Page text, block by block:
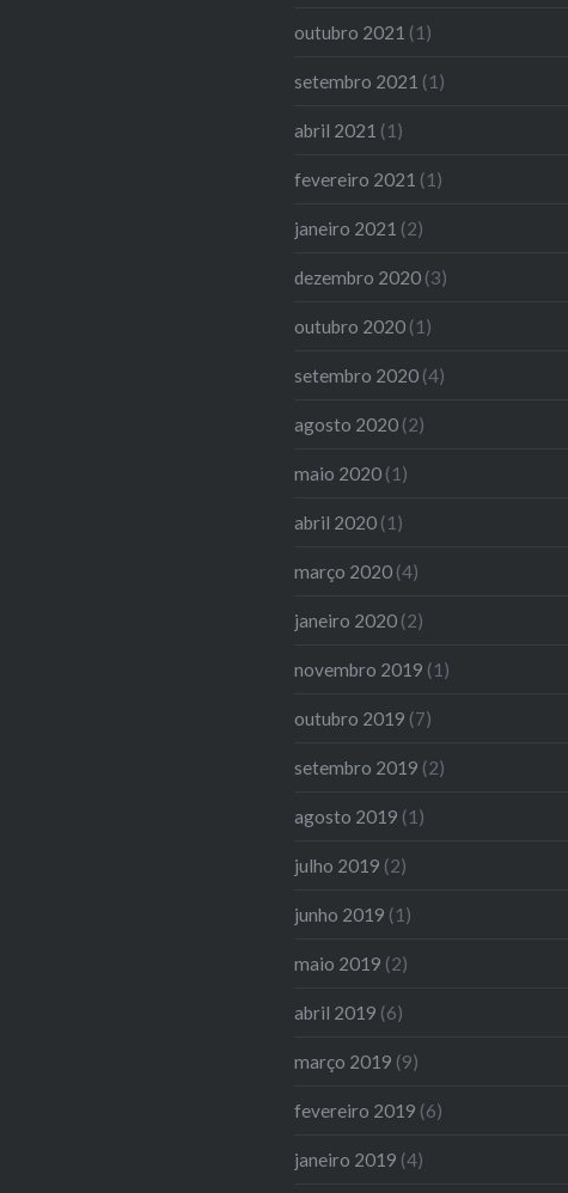
outubro 2021 (1)
setembro 2021 (1)
abril 2021 (1)
fevereiro 2021 (1)
janeiro 2021 (2)
dezembro 2020 (3)
outubro 2020 (1)
setembro 2020 (4)
agosto 2020 (2)
maio 2020 (1)
abril 2020 (1)
março 2020 (4)
janeiro 2020 (2)
novembro 2019 (1)
outubro 2019 (7)
setembro 2019 (2)
agosto 2019 (1)
julho 2019 (2)
junho 2019 (1)
maio 2019 (2)
abril 2019 (6)
março 2019 (9)
fevereiro 2019 (6)
janeiro 2019 (4)